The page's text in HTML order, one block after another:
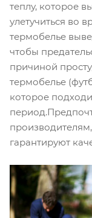
теплу, которое
улетучиться во
термобелье
чтобы
причиной
термобелье
которое
гарантируют